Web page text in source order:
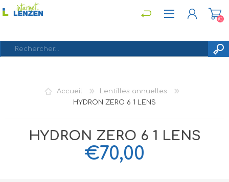
CONNEXION
(0)
Accueil
Lentilles annuelles
HYDRON ZERO 6 1 LENS
HYDRON ZERO 6 1 LENS
€70,00